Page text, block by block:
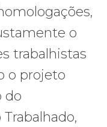
o
trabalhistas
o projeto
do